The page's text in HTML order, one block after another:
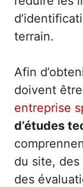
terrain.
Afin
doivent
entreprise
d’études
du site,
des